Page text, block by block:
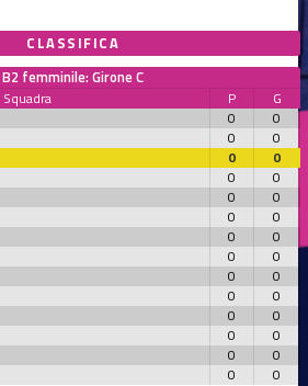
CLASSIFICA
B2 femminile: Girone C
Squadra P
G
0
0
0
0
0
0
0
0
0
0
0
0
0
0
0
0
0
0
0
0
0
0
0
0
0
0
0 0